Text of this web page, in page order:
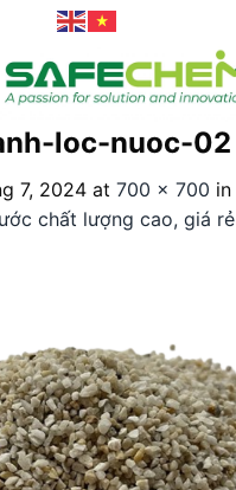
loc-nuoc-02
7, 2024 at 700 × 700 in
chất lượng cao, giá rẻ